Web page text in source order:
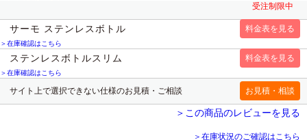
受注制限中
サーモ ステンレスボトル
＞在庫確認はこちら
ステンレスボトルスリム
＞在庫確認はこちら
サイト上で選択できない仕様のお見積・ご相談
＞この商品のレビューを見る
＞在庫状況のご確認はこちら